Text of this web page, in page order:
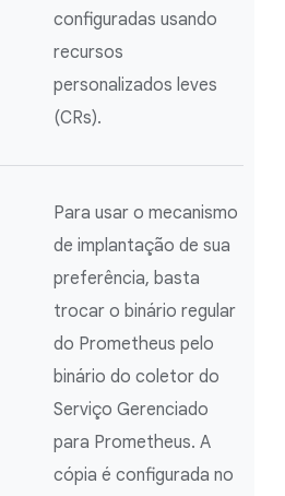
configuradas usando
recursos
personalizados leves
(CRs).
Para usar o mecanismo
de implantação de sua
preferência, basta
trocar o binário regular
do Prometheus pelo
binário do coletor do
Serviço Gerenciado
para Prometheus. A
cópia é configurada no